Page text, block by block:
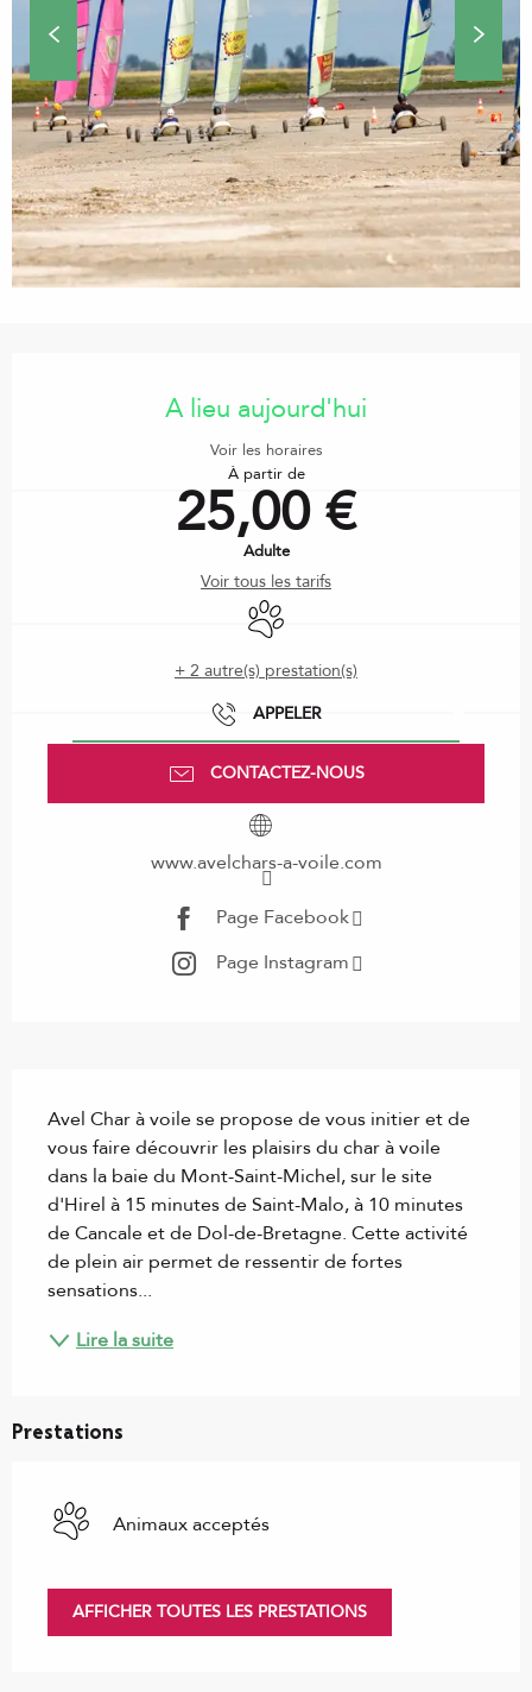
A lieu aujourd'hui
Voir les horaires
À partir de
25,00 €
Adulte
Voir tous les tarifs
Animaux acceptés
+ 2 autre(s) prestation(s)
APPELER
CONTACTEZ-NOUS
www.avelchars-a-voile.com
Page Facebook
Page Instagram
Avel Char à voile se propose de vous initier et de
vous faire découvrir les plaisirs du char à voile
dans la baie du Mont-Saint-Michel, sur le site
d'Hirel à 15 minutes de Saint-Malo, à 10 minutes
de Cancale et de Dol-de-Bretagne. Cette activité
de plein air permet de ressentir de fortes
sensations...
Lire la suite
Prestations
Animaux acceptés
AFFICHER TOUTES LES PRESTATIONS